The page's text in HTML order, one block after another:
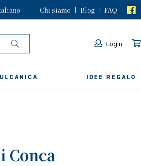
Chi siamo Blog FAQ
Login
IDEE REGALO
Conca